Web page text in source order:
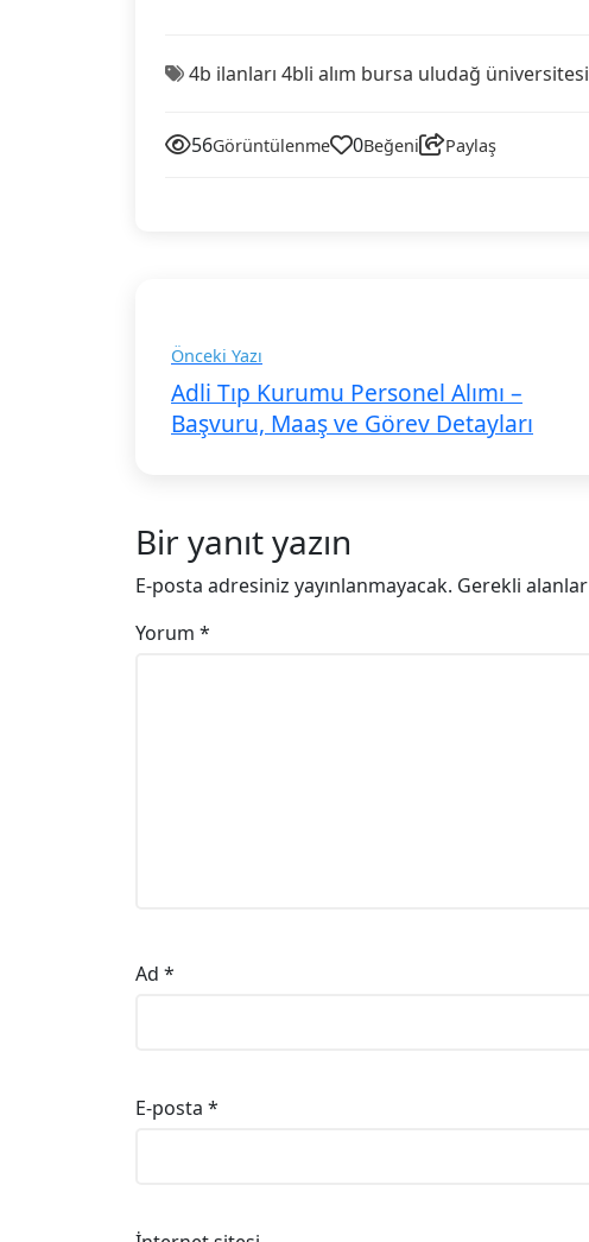
4b ilanları 4bli alım bursa uludağ üniversitesi
56Görüntülenme 0Beğeni Paylaş
Önceki Yazı
Adli Tıp Kurumu Personel Alımı –
Başvuru, Maaş ve Görev Detayları
Bir yanıt yazın
E-posta adresiniz yayınlanmayacak. Gerekli alanlar
Yorum *
Ad *
E-posta *